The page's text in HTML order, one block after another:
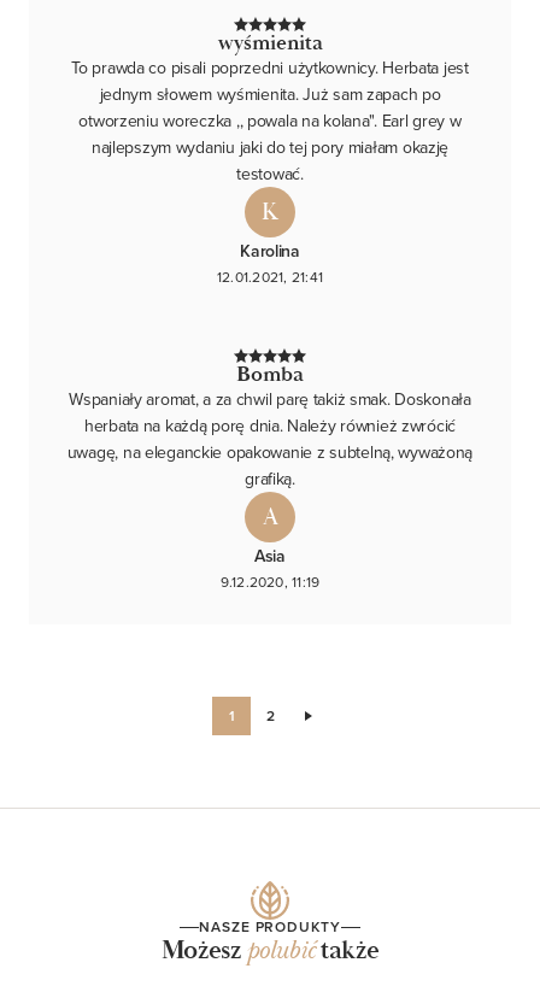
wyśmienita
To prawda co pisali poprzedni użytkownicy. Herbata jest
jednym słowem wyśmienita. Już sam zapach po
otworzeniu woreczka ,, powala na kolana". Earl grey w
najlepszym wydaniu jaki do tej pory miałam okazję
testować.
K
Karolina
12.01.2021, 21:41
Bomba
Wspaniały aromat, a za chwil parę takiż smak. Doskonała
herbata na każdą porę dnia. Należy również zwrócić
uwagę, na eleganckie opakowanie z subtelną, wyważoną
grafiką.
A
Asia
9.12.2020, 11:19
1 2
NASZE PRODUKTY
Możeszpolubićtakże